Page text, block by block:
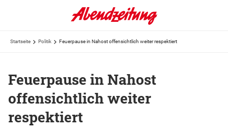
Startseite Politik Feuerpause in Nahost offensichtlich weiter respektiert
Feuerpause in Nahost
offensichtlich weiter
respektiert